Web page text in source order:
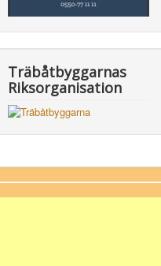
Träbåtbyggarnas
Riksorganisation